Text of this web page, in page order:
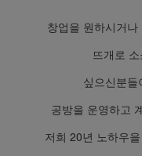
창업을 원하시거
뜨개로
싶으신분
공방을 운영하고
저희 20년 노하우